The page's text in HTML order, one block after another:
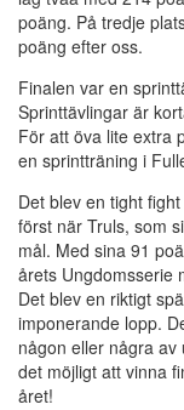
poäng. På tredje
poäng efter oss.
Finalen var en
Sprinttävlingar är
För att öva lite extra
en sprintträning i
Det blev en tight
först när Truls, som
mål. Med sina 91
årets Ungdomsserie
Det blev en riktigt
imponerande lopp.
någon eller några
det möjligt att vinna
året!